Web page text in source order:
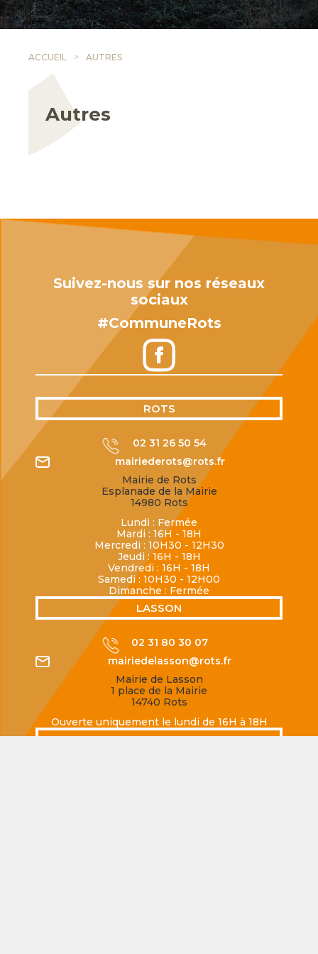
ACCUEIL AUTRES
Autres
Suivez-nous sur nos réseaux
sociaux
#CommuneRots
ROTS
02 31 26 50 54
mairiederots@rots.fr
Mairie de Rots
Esplanade de la Mairie
14980 Rots
Lundi : Fermée
Mardi : 16H - 18H
Mercredi : 10H30 - 12H30
Jeudi : 16H - 18H
Vendredi : 16H - 18H
Samedi : 10H30 - 12H00
Dimanche : Fermée
LASSON
02 31 80 30 07
mairiedelasson@rots.fr
Mairie de Lasson
1 place de la Mairie
14740 Rots
Ouverte uniquement le lundi de 16H à 18H
SECQUEVILLE-EN-BESSIN